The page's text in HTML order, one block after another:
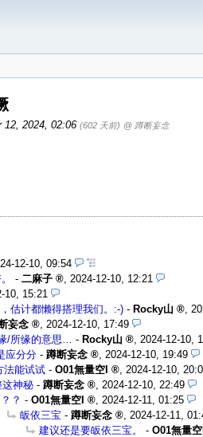
12, 2024, 02:06 (602 天前) @ 蹲断妄念
12-10, 09:54
- 二麻子
2024-12-10, 12:21
10, 15:21
估计都懒得搭理我们。:-) - Rocky山
妄念
2024-12-10, 17:49
/所缘的意思…
- Rocky山
2024-12-10,
应分分 - 蹲断妄念
2024-12-10, 19:49
法能试试 - O01無量空I
2024-12-10,
这神秘 - 蹲断妄念
2024-12-10, 22:49
？？ - O01無量空I
2024-12-11, 01:25
皈依三宝 - 蹲断妄念
2024-12-11,
建议还是要皈依三宝。
- O01無量